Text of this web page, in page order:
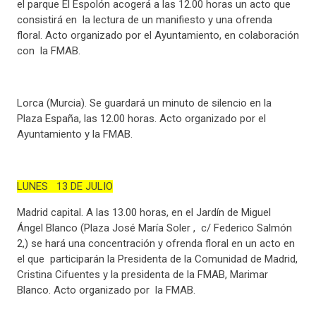
el parque El Espolón acogerá a las 12.00 horas un acto que
consistirá en la lectura de un manifiesto y una ofrenda
floral. Acto organizado por el Ayuntamiento, en colaboración
con la FMAB.
Lorca (Murcia). Se guardará un minuto de silencio en la
Plaza España, las 12.00 horas. Acto organizado por el
Ayuntamiento y la FMAB.
LUNES 13 DE JULIO
Madrid capital. A las 13.00 horas, en el Jardín de Miguel
Ángel Blanco (Plaza José María Soler , c/ Federico Salmón
2,) se hará una concentración y ofrenda floral en un acto en
el que participarán la Presidenta de la Comunidad de Madrid,
Cristina Cifuentes y la presidenta de la FMAB, Marimar
Blanco. Acto organizado por la FMAB.